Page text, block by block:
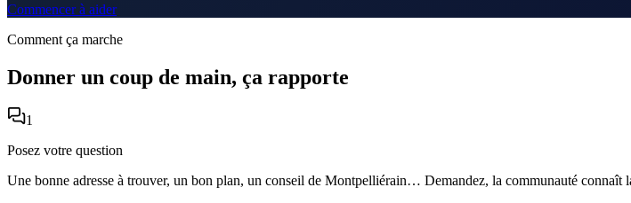
Commencer à aider
Comment ça marche
Donner un coup de main, ça rapporte
1
Posez votre question
Une bonne adresse à trouver, un bon plan, un conseil de Montpelliérain… Demandez, la communauté connaît